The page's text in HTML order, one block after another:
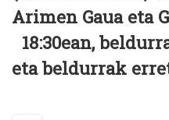
Arimen Gaua eta
18:30ean,
eta beldurrak